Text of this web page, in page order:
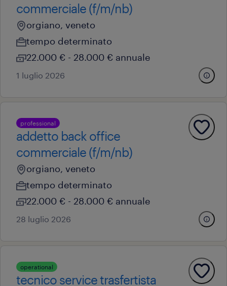
commerciale (f/m/nb)
orgiano, veneto
tempo determinato
22.000 € - 28.000 € annuale
1 luglio 2026
professional
addetto back office
commerciale (f/m/nb)
orgiano, veneto
tempo determinato
22.000 € - 28.000 € annuale
28 luglio 2026
operational
tecnico service trasfertista